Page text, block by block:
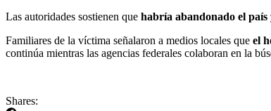
Las autoridades sostienen que habría abandonado el
Familiares de la víctima señalaron a medios locales que el
continúa mientras las agencias federales colaboran en la
Shares: